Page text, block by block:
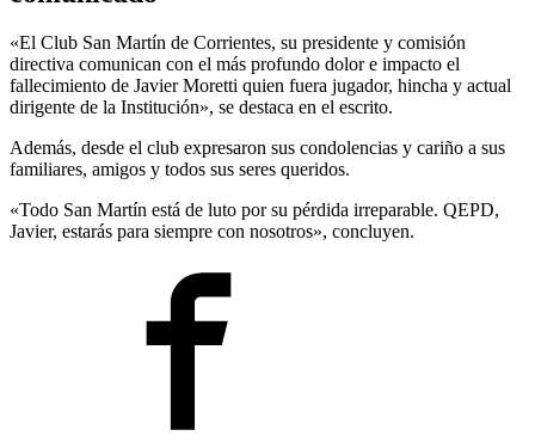
«El Club San Martín de Corrientes, su presidente y comisión
directiva comunican con el más profundo dolor e impacto el
fallecimiento de Javier Moretti quien fuera jugador, hincha y actual
dirigente de la Institución», se destaca en el escrito.
Además, desde el club expresaron sus condolencias y cariño a sus
familiares, amigos y todos sus seres queridos.
«Todo San Martín está de luto por su pérdida irreparable. QEPD,
Javier, estarás para siempre con nosotros», concluyen.